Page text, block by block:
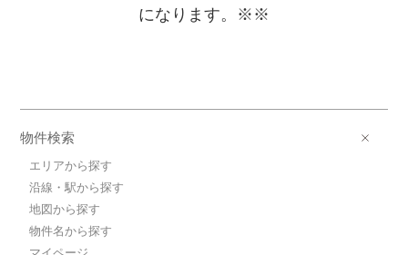
になります。※※
物件検索
エリアから探す
沿線・駅から探す
地図から探す
物件名から探す